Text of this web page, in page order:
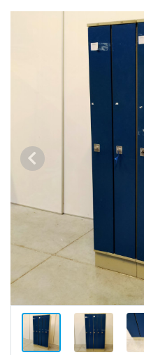
Vorige